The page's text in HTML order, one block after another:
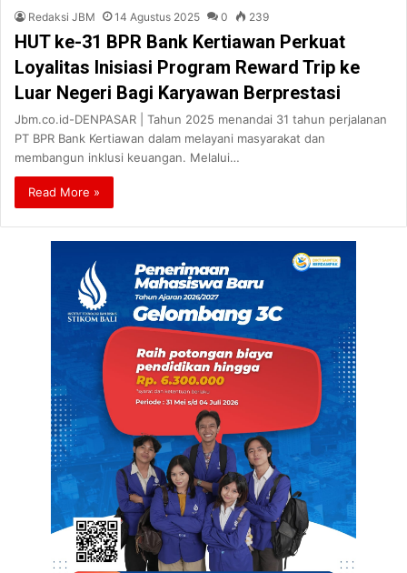
Redaksi JBM 14 Agustus 2025 0 239
HUT ke-31 BPR Bank Kertiawan Perkuat
Loyalitas Inisiasi Program Reward Trip ke
Luar Negeri Bagi Karyawan Berprestasi
Jbm.co.id-DENPASAR | Tahun 2025 menandai 31 tahun perjalanan
PT BPR Bank Kertiawan dalam melayani masyarakat dan
membangun inklusi keuangan. Melalui…
Read More »